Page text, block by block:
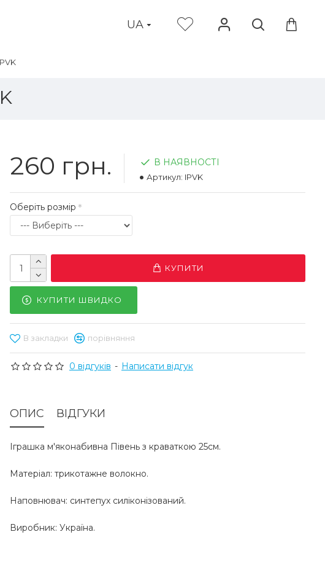
UA
0 відгуків - Написати відгук
260 грн. В НАЯВНОСТІ
Артикул: IPVK
Оберіть розмір
КУПИТИ
КУПИТИ ШВИДКО
В закладки порівняння
ОПИС ВІДГУКИ
Іграшка м'яконабивна Півень з краваткою 25см.
Матеріал: трикотажне волокно.
Наповнювач: синтепух силіконізований.
Виробник: Україна.